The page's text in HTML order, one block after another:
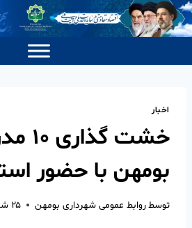
اخبار
خشت
بومهن با حضور
توسطروابط عمومی شهرداری بومهن ۲۵ شهریور ۱۴۰۴